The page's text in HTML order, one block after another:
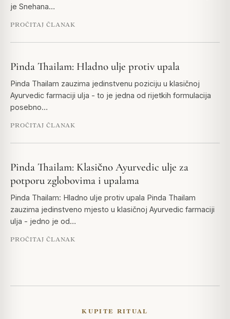
je Snehana…
PROČITAJ ČLANAK
Pinda Thailam: Hladno ulje protiv upala
Pinda Thailam zauzima jedinstvenu poziciju u klasičnoj
Ayurvedic farmaciji ulja - to je jedna od rijetkih formulacija
posebno…
PROČITAJ ČLANAK
Pinda Thailam: Klasično Ayurvedic ulje za
potporu zglobovima i upalama
Pinda Thailam: Hladno ulje protiv upala Pinda Thailam
zauzima jedinstveno mjesto u klasičnoj Ayurvedic farmaciji
ulja - jedno je od…
PROČITAJ ČLANAK
KUPITE RITUAL